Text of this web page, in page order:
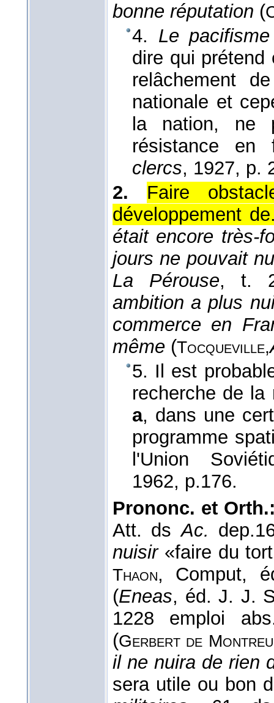
bonne réputation (
4. Le
dire qui prétend
relâchement
nationale et
la nation, ne
résistance
clercs, 1927, p.
2.
Faire
développement
était encore très-
jours ne pouvait
La Pérouse, t.
ambition a plus
commerce en
même (Tocqueville,
5. Il est
recherche de la
a, dans une
programme
l'Union
1962, p.176.
Prononc. et
Att. dsAc.
nuisir«faire du
Thaon, Comput,
(Eneas, éd. J. J.
1228 emploi
(Gerbert de
il ne nuira de rien
sera utile ou bon